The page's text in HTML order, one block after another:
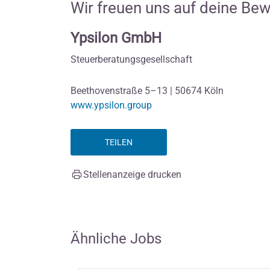
Wir freuen uns auf deine
Ypsilon GmbH
Steuerberatungsgesellschaft
Beethovenstraße 5–13 | 50674 Köln
www.ypsilon.group
TEILEN
Stellenanzeige drucken
Ähnliche Jobs